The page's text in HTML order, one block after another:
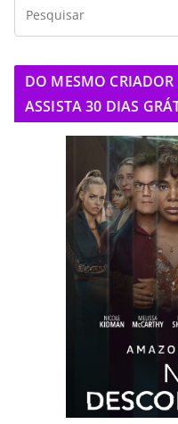
DO MESMO CRIADOR
ASSISTA 30 DIAS